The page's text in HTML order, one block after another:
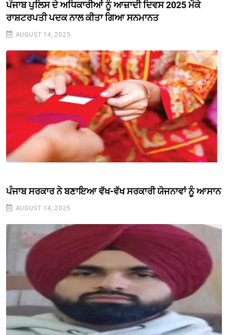
ਪੰਜਾਬ ਪੁਲਿਸ ਦੇ ਅਧਿਕਾਰੀਆਂ ਨੂੰ ਆਜ਼ਾਦੀ ਦਿਵਸ 2025 ਮੌਕੇ
ਰਾਸ਼ਟਰਪਤੀ ਪਦਕ ਨਾਲ ਕੀਤਾ ਗਿਆ ਸਨਮਾਨਤ
AUGUST 14, 2025
ਪੰਜਾਬ ਸਰਕਾਰ ਨੇ ਬਣਾਇਆ ਵੱਖ-ਵੱਖ ਸਰਕਾਰੀ ਯੋਜਨਾਵਾਂ ਨੂੰ ਆਸਾਨ
AUGUST 14, 2025